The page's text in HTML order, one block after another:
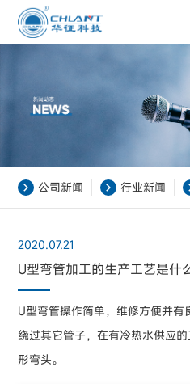
公司新闻 行业新闻
2020.07.21
U型弯管加工的生产工艺是什
U型弯管操作简单，维修方便并
绕过其它管子，在有冷热水供应
形弯头。